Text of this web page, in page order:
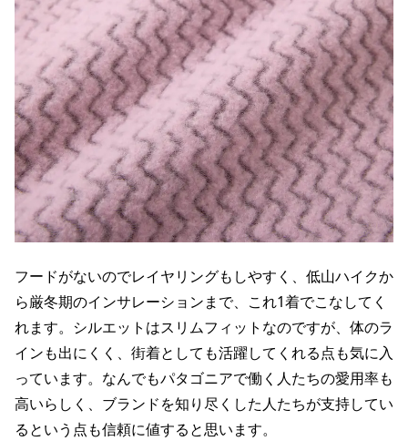
フードがないのでレイヤリングもしやすく、低山ハイクか
ら厳冬期のインサレーションまで、これ1着でこなしてく
れます。シルエットはスリムフィットなのですが、体のラ
インも出にくく、街着としても活躍してくれる点も気に入
っています。なんでもパタゴニアで働く人たちの愛用率も
高いらしく、ブランドを知り尽くした人たちが支持してい
るという点も信頼に値すると思います。